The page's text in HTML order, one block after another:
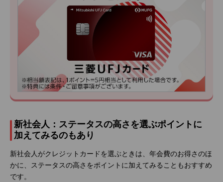
新社会人：ステータスの高さを選ぶポイントに
加えてみるのもあり
新社会人がクレジットカードを選ぶときは、年会費のお得さのほ
かに、ステータスの高さをポイントに加えてみることもおすすめ
です。